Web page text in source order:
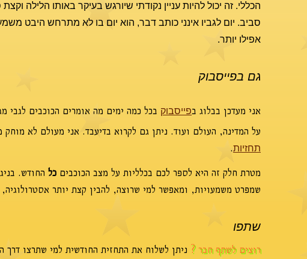
הכללי. זה יכול להיות עניין נקודתי שיורגש בעיקר באותו הלילה
סביב. יום לגביו אינני כותב דבר, הוא יום בו לא מתרחש היבט
אפילו יותר.
גם בפייסבוק
אני מעדכן בבלוג בפייסבוק בכל כמה ימים מה אומרים הכוכבים לגבי
על המדינה, העולם ועוד. ניתן גם לקרוא בדיעבד. אני מעולם לא
תחזיות.
מטרת חלק זה היא לספר לכם בכלליות על מצב הכוכבים כל החודש.
שמפרט משמעויות, ומאפשר למי שרוצה, להבין קצת יותר אסטרולוגיה,
שתפו
רוצים לשתף חבר ? ניתן לשלוח את התחזית החודשית למי שתרצו דרך